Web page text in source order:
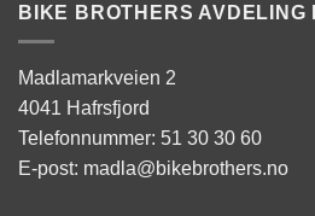
BIKE BROTHERS AVDELING
Madlamarkveien 2
4041 Hafrsfjord
Telefonnummer: 51 30 30 60
E-post: madla@bikebrothers.no